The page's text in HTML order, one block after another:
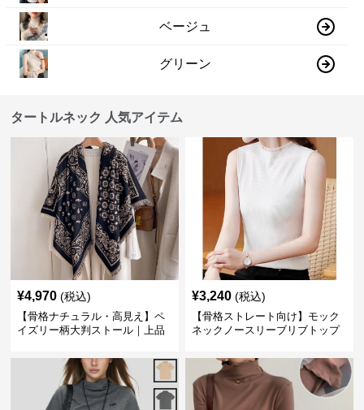
ベージュ
グリーン
タートルネック 人気アイテム
¥4,970 (税込)
【骨格ナチュラル・高見え】ペ
イズリー柄大判ストール｜上品
¥3,240 (税込)
【骨格ストレート向け】モック
ネックノースリーブリブトップ